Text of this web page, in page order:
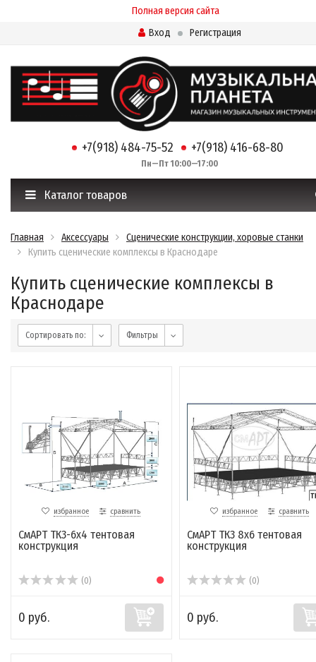
Полная версия сайта
Вход
Регистрация
+7(918) 484-75-52 +7(918) 416-68-80
Пн—Пт 10:00—17:00
Каталог товаров
Главная Аксессуары
Сценические конструкции, хоровые станки
Купить сценические комплексы в Краснодаре
Купить сценические комплексы в
Краснодаре
Сортировать по: Фильтры
избранное сравнить
СмАРТ ТК3-6х4 тентовая
конструкция
(0)
0 руб.
избранное сравнить
СмАРТ ТК3 8х6 тентовая
конструкция
(0)
0 руб.